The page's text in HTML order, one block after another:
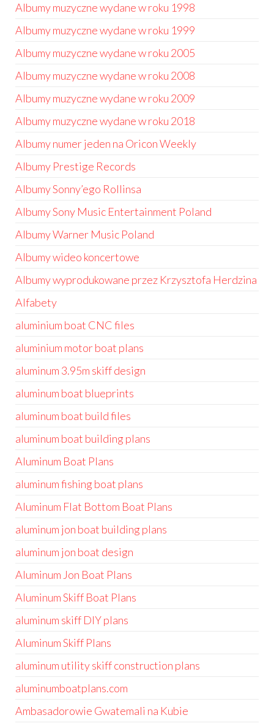
Albumy muzyczne wydane w roku 1998
Albumy muzyczne wydane w roku 1999
Albumy muzyczne wydane w roku 2005
Albumy muzyczne wydane w roku 2008
Albumy muzyczne wydane w roku 2009
Albumy muzyczne wydane w roku 2018
Albumy numer jeden na Oricon Weekly
Albumy Prestige Records
Albumy Sonny’ego Rollinsa
Albumy Sony Music Entertainment Poland
Albumy Warner Music Poland
Albumy wideo koncertowe
Albumy wyprodukowane przez Krzysztofa Herdzina
Alfabety
aluminium boat CNC files
aluminium motor boat plans
aluminum 3.95m skiff design
aluminum boat blueprints
aluminum boat build files
aluminum boat building plans
Aluminum Boat Plans
aluminum fishing boat plans
Aluminum Flat Bottom Boat Plans
aluminum jon boat building plans
aluminum jon boat design
Aluminum Jon Boat Plans
Aluminum Skiff Boat Plans
aluminum skiff DIY plans
Aluminum Skiff Plans
aluminum utility skiff construction plans
aluminumboatplans.com
Ambasadorowie Gwatemali na Kubie